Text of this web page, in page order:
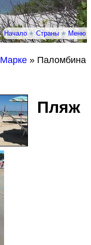
Начало★Страны★Меню
Марке » Паломбина
Пляж